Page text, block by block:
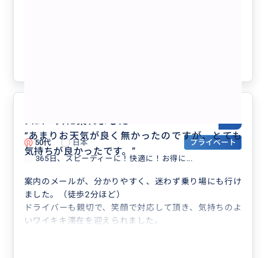
“あまりお天気が良く無かったのですが、とても
気持ちが良かったです。 ”
50代 日本
プライベート
365日、スピーディーに！快適に！お得に...
案内のメールが、分かりやすく、迷わず乗り場にも行け
ました。（徒歩2分ほど）
ドライバーも親切で、笑顔で対応して頂き、気持ちのよ
いワイキキ滞在を迎えられました。